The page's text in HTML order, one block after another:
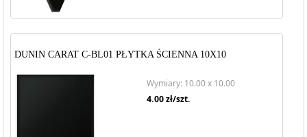
DUNIN CARAT C-BL01 PŁYTKA ŚCIENNA 10X10
Wymiary: 10.00 x 10.00
4.00zł/szt.